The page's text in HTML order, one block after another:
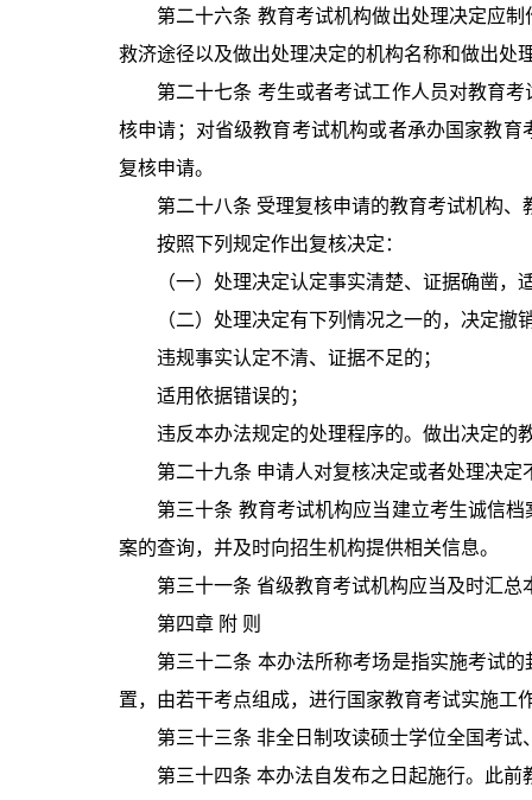
第二十六条 教育考试机构做出处理决定应
救济途径以及做出处理决定的机构名称和做出处
第二十七条 考生或者考试工作人员对教育
核申请；对省级教育考试机构或者承办国家教
复核申请。
第二十八条 受理复核申请的教育考试机构
按照下列规定作出复核决定：
（一）处理决定认定事实清楚、证据确凿
（二）处理决定有下列情况之一的，决定撤
违规事实认定不清、证据不足的；
适用依据错误的；
违反本办法规定的处理程序的。做出决定的
第二十九条 申请人对复核决定或者处理决
第三十条 教育考试机构应当建立考生诚信
案的查询，并及时向招生机构提供相关信息。
第三十一条 省级教育考试机构应当及时汇
第四章 附 则
第三十二条 本办法所称考场是指实施考试
置，由若干考点组成，进行国家教育考试实施工
第三十三条 非全日制攻读硕士学位全国考
第三十四条 本办法自发布之日起施行。此